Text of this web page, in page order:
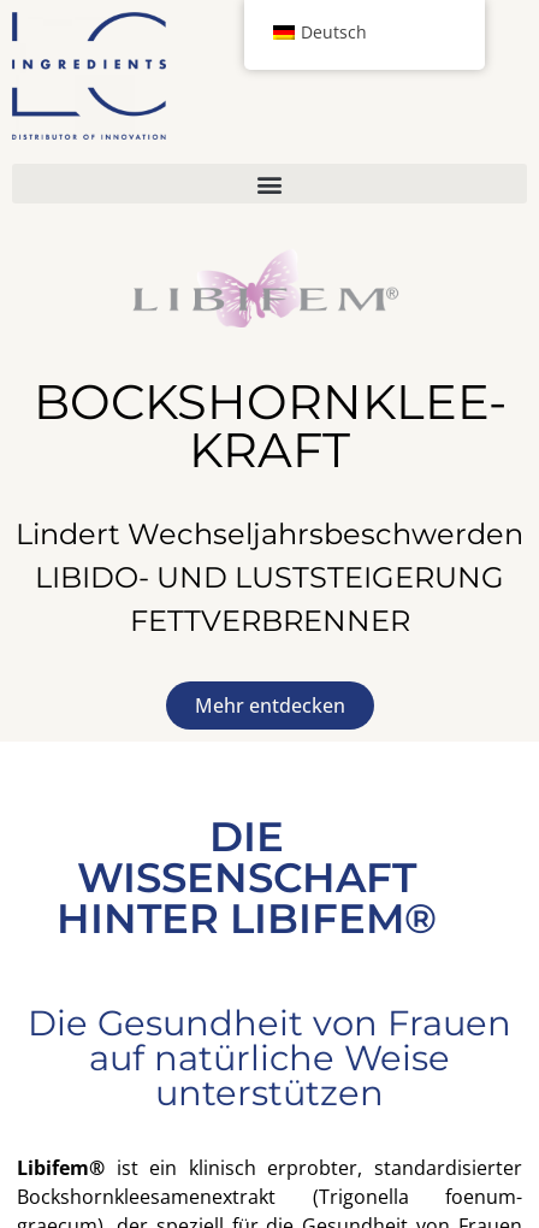
BOCKSHORNKLEE-
KRAFT
Lindert Wechseljahrsbeschwerden
LIBIDO- UND LUSTSTEIGERUNG
FETTVERBRENNER
Mehr entdecken
DIE
WISSENSCHAFT
HINTER LIBIFEM®
Die Gesundheit von Frauen
auf natürliche Weise
unterstützen
Libifem® ist ein klinisch erprobter, standardisierter
Bockshornkleesamenextrakt (Trigonella foenum-
Deutsch